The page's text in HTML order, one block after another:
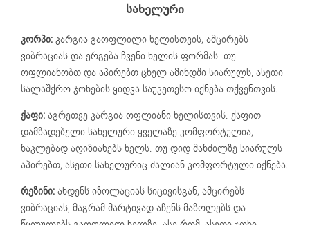
სახელური
კორპი: კარგია გაოფლილი ხელისთვის, ამცირებს
ვიბრაციას და ერგება ჩვენი ხელის ფორმას. თუ
ოფლიანობთ და აპირებთ ცხელ ამინდში სიარულს, ასეთი
სალაშქრო ჯოხების ყიდვა საუკეთესო იქნება თქვენთვის.
ქაფი: აგრეთვე კარგია ოფლიანი ხელისთვის. ქაფით
დამზადებული სახელური ყველაზე კომფორტულია,
ნაკლებად აღიზიანებს ხელს. თუ დიდ მანძილზე სიარულს
აპირებთ, ასეთი სახელურიც ძალიან კომფორტული იქნება.
რეზინი: ახდენს იზოლაციას სიცივისგან, ამცირებს
ვიბრაციას, მაგრამ მარტივად აჩენს მაზოლებს და